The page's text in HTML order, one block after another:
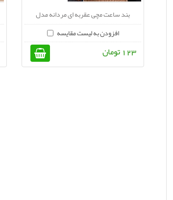
بند ساعت مچی عقربه ای مردانه مدل
افزودن به لیست مقایسه
123 تومان